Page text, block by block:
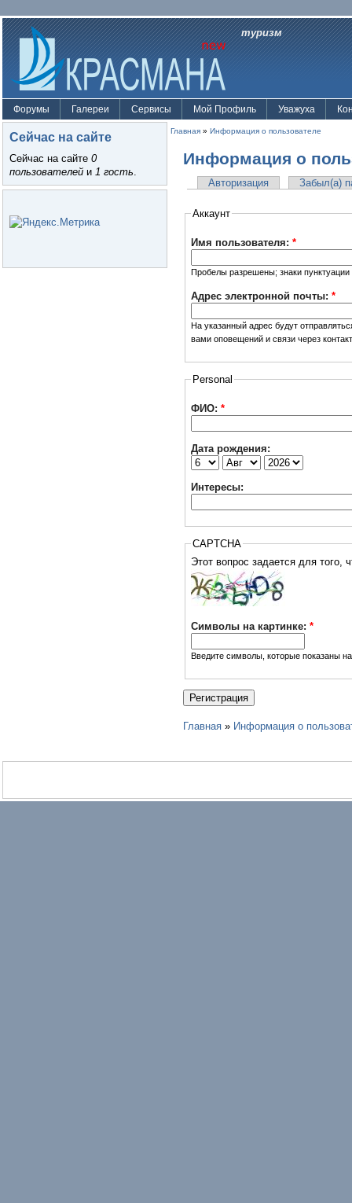
туризм
Форумы Галереи Сервисы Мой Профиль Уважуха
Сейчас на сайте
Сейчас на сайте 0
пользователей и 1 гость.
Главная » Информация о пользователе
Информация о
Авторизация Забыл(а)
Аккаунт
Имя пользователя: *
Пробелы разрешены; знаки
Адрес электронной почты: *
На указанный адрес будут
вами оповещений и связи через
Personal
ФИО: *
Дата рождения:
Интересы:
CAPTCHA
Символы на картинке: *
Введите символы, которые показаны на
Главная » Информация о